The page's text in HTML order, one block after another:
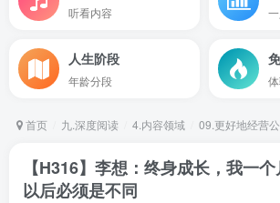
听看内容
人生阶段
年龄分段
首页 九.深度阅读 4.内容领域 09.更好地经营
【H316】李想：终身成长，我一
以后必须是不同